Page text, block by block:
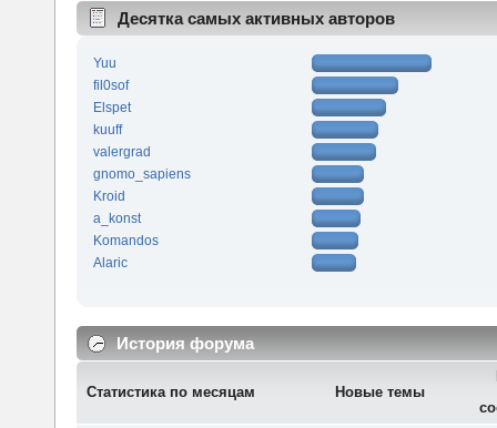
Десятка самых активных авторов
Yuu
fil0sof
Elspet
kuuff
valergrad
gnomo_sapiens
Kroid
a_konst
Komandos
Alaric
История форума
Статистика по месяцам Новые темы